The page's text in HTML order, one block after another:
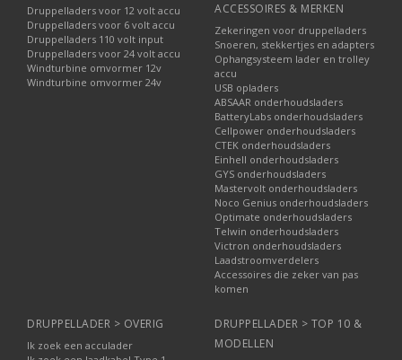
Druppelladers voor 12 volt accu
Druppelladers voor 6 volt accu
Druppelladers 110 volt input
Druppelladers voor 24 volt accu
Windturbine omvormer 12v
Windturbine omvormer 24v
ACCESSOIRES & MERKEN
Zekeringen voor druppelladers
Snoeren, stekkertjes en adapters
Ophangsysteem lader en trolley
accu
USB opladers
ABSAAR onderhoudsladers
BatteryLabs onderhoudsladers
Cellpower onderhoudsladers
CTEK onderhoudsladers
Einhell onderhoudsladers
GYS onderhoudsladers
Mastervolt onderhoudsladers
Noco Genius onderhoudsladers
Optimate onderhoudsladers
Telwin onderhoudsladers
Victron onderhoudsladers
Laadstroomverdelers
Accessoires die zeker van pas
komen
DRUPPELLADER > OVERIG
Ik zoek een acculader
DRUPPELLADER > TOP 10 &
MODELLEN